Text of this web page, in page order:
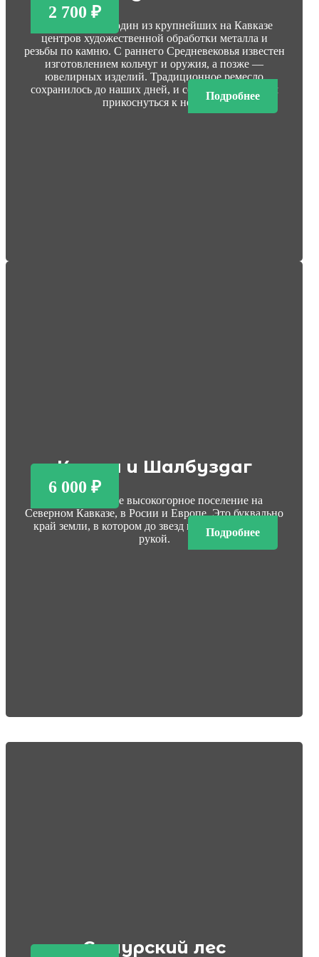
2 700 ₽
Село Кубачи — один из крупнейших на Кавказе
центров художественной обработки металла и
резьбы по камню. С раннего Средневековья известен
изготовлением кольчуг и оружия, а позже —
ювелирных изделий. Традиционное ремесло
сохранилось до наших дней, и сегодня мы сможем
прикоснуться к нему.
Подробнее
6 000 ₽
Куруш и Шалбуздаг
Куруш — самое высокогорное поселение на
Северном Кавказе, в Росии и Европе. Это буквально
край земли, в котором до звезд можно дотянуться
рукой.
Подробнее
Самурский лес